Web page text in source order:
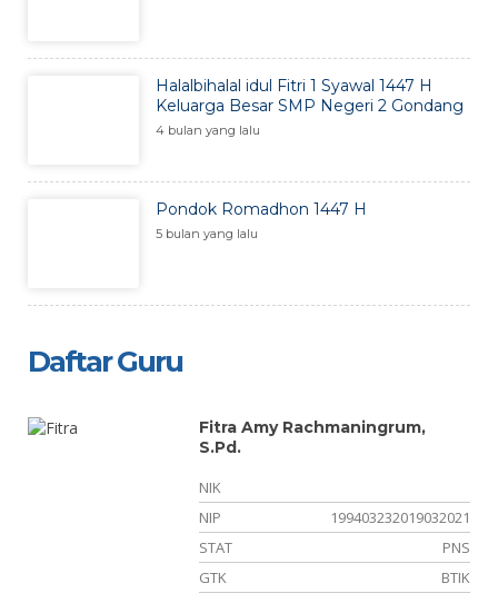
Halalbihalal idul Fitri 1 Syawal 1447 H
Keluarga Besar SMP Negeri 2 Gondang
4 bulan yang lalu
Pondok Romadhon 1447 H
5 bulan yang lalu
Daftar Guru
Fitra Amy Rachmaningrum,
S.Pd.
NIK
NIP
199403232019032021
STAT
PNS
GTK
BTIK